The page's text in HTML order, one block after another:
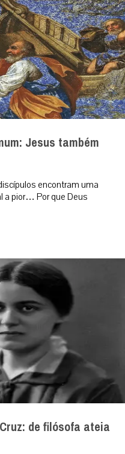
Jesus também
encontram uma
a pior… Por que Deus
de filósofa ateia